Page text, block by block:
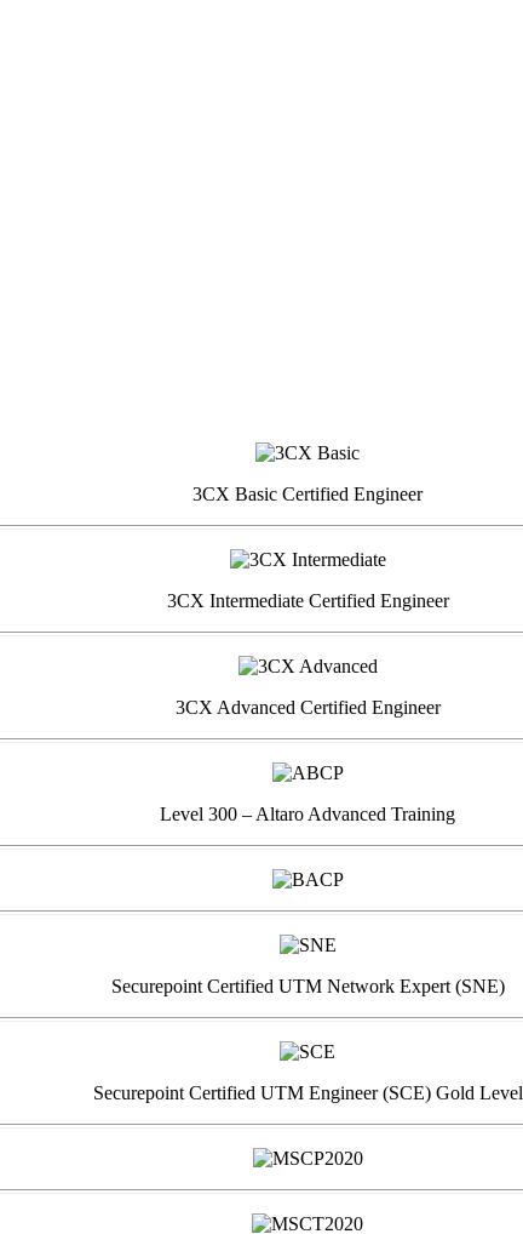
3CX Basic Certified Engineer
3CX Intermediate Certified Engineer
3CX Advanced Certified Engineer
Level 300 – Altaro Advanced Training
Securepoint Certified UTM Network Expert (SNE)
Securepoint Certified UTM Engineer (SCE) Gold Level